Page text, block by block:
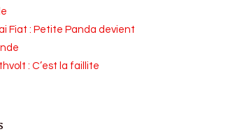
Fiat : Petite Panda devient
: C’est la faillite